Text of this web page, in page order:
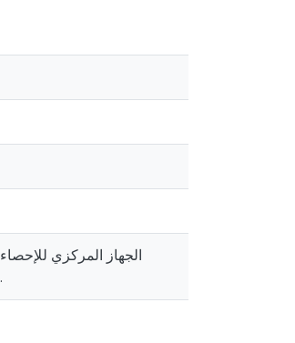
المستدامة في الأراضي الفلسطينية 2010 الواقع والمعيقات والتحديات. الجهاز المركزي للإحصاء الفلسطيني البيئة.